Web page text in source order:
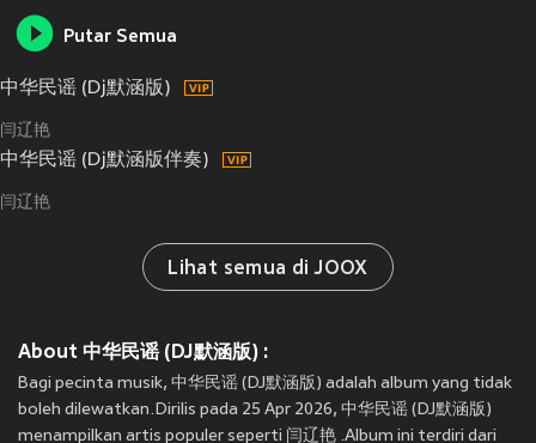
Putar Semua
中华民谣 (Dj默涵版)
闫辽艳
中华民谣 (Dj默涵版伴奏)
闫辽艳
Lihat semua di JOOX
About 中华民谣 (DJ默涵版) :
Bagi pecinta musik, 中华民谣 (DJ默涵版) adalah album yang tidak
boleh dilewatkan.Dirilis pada 25 Apr 2026, 中华民谣 (DJ默涵版)
menampilkan artis populer seperti 闫辽艳 .Album ini terdiri dari